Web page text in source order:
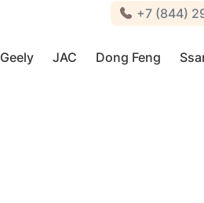
+7 (844)
Geely JAC Dong Feng